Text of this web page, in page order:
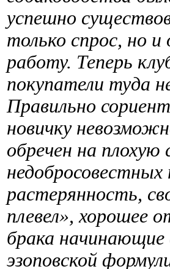
успешно
только спрос, но
работу. Теперь
покупатели туда
Правильно
новичку
обречен на плохую
недобросовестных
растерянность,
плевел», хорошее
брака начинающие
эзоповской